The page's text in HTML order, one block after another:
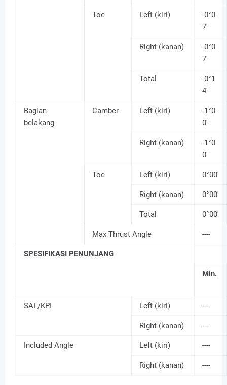
Toe Left (kiri)
-0°0
7'
Right (kanan)
-0°0
7'
Total
-0°1
4'
Bagian
belakang
Camber Left (kiri)
-1°0
0'
Right (kanan)
-1°0
0'
Toe Left (kiri) 0°00'
Right (kanan) 0°00'
Total 0°00'
Max Thrust Angle ----
SPESIFIKASI PENUNJANG
Min.
SAI /KPI Left (kiri) ----
Right (kanan) ----
Included Angle Left (kiri) ----
Right (kanan) ----